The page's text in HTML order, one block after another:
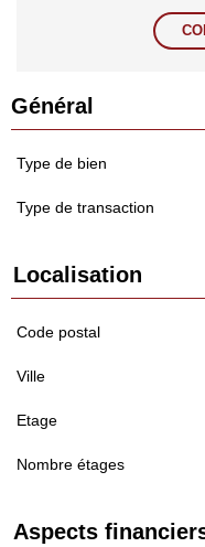
Général
Type de bien
Type de transaction
Localisation
Code postal
Ville
Etage
Nombre étages
Aspects